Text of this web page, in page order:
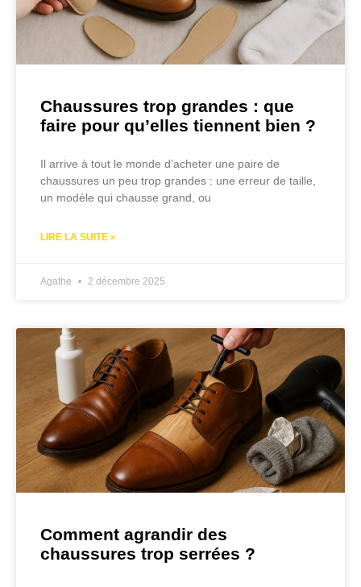
Chaussures trop grandes : que
faire pour qu’elles tiennent bien ?
Il arrive à tout le monde d’acheter une paire de
chaussures un peu trop grandes : une erreur de taille,
un modèle qui chausse grand, ou
LIRE LA SUITE »
Agathe 2 décembre 2025
Comment agrandir des
chaussures trop serrées ?